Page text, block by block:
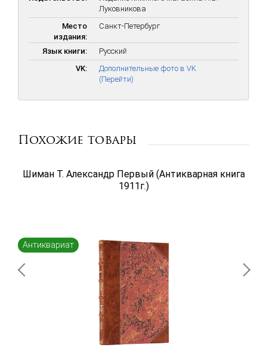
формирование личности и творческого потенциала Александра
Луковникова
Место
издания:
Санкт-Петербург
Язык книги:
Русский
VK:
Дополнительные фото в VK
(Перейти)
Похожие товары
Шиман Т. Александр Первый (Антикварная книга
1911г.)
Антиквариат